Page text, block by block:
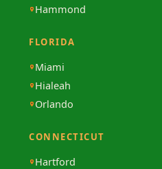
Hammond
FLORIDA
Miami
Hialeah
Orlando
CONNECTICUT
Hartford